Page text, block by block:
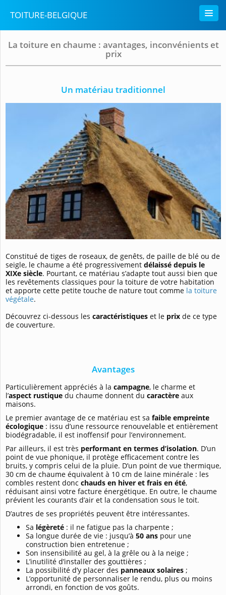
TOITURE-BELGIQUE
La toiture en chaume : avantages, inconvénients et
prix
Un matériau traditionnel
Constitué de tiges de roseaux, de genêts, de paille de blé ou de
seigle, le chaume a été progressivement délaissé depuis le
XIXe siècle. Pourtant, ce matériau s’adapte tout aussi bien que
les revêtements classiques pour la toiture de votre habitation
et apporte cette petite touche de nature tout comme la toiture
végétale.
Découvrez ci-dessous les caractéristiques et le prix de ce type
de couverture.
Avantages
Particulièrement appréciés à la campagne, le charme et
l’aspect rustique du chaume donnent du caractère aux
maisons.
Le premier avantage de ce matériau est sa faible empreinte
écologique : issu d’une ressource renouvelable et entièrement
biodégradable, il est inoffensif pour l’environnement.
Par ailleurs, il est très performant en termes d’isolation. D’un
point de vue phonique, il protège efficacement contre les
bruits, y compris celui de la pluie. D’un point de vue thermique,
30 cm de chaume équivalent à 10 cm de laine minérale : les
combles restent donc chauds en hiver et frais en été,
réduisant ainsi votre facture énergétique. En outre, le chaume
prévient les courants d’air et la condensation sous le toit.
D’autres de ses propriétés peuvent être intéressantes.
Sa légèreté : il ne fatigue pas la charpente ;
Sa longue durée de vie : jusqu’à 50 ans pour une
construction bien entretenue ;
Son insensibilité au gel, à la grêle ou à la neige ;
L’inutilité d’installer des gouttières ;
La possibilité d’y placer des panneaux solaires ;
L’opportunité de personnaliser le rendu, plus ou moins
arrondi, en fonction de vos goûts.